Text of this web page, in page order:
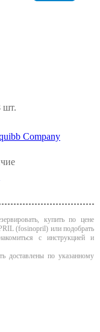
шт.
Company
купить по цене
(fosinopril) или подобрать
с инструкцией и
доставлены по указанному